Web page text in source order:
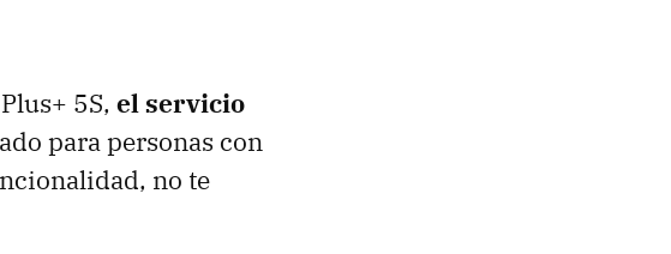
5S, el servicio
para personas con
no te